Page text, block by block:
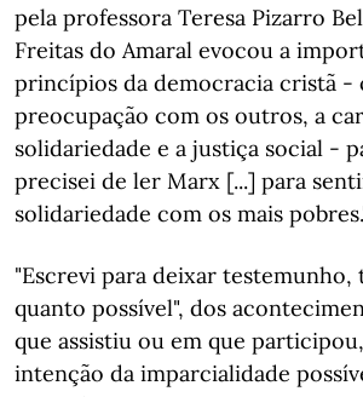
pela professora Teresa Pizarro
Freitas do Amaral evocou a
princípios da democracia cristã -
preocupação com os outros, a
solidariedade e a justiça social -
precisei de ler Marx [...] para
solidariedade com os mais
"Escrevi para deixar testemunho,
quanto possível", dos
que assistiu ou em que
intenção da imparcialidade